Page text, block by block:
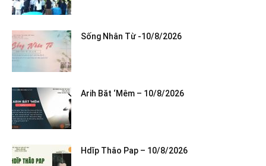
Sống Nhân Từ -10/8/2026
Arih Băt ‘Mêm – 10/8/2026
Hdĭp Thâo Pap – 10/8/2026